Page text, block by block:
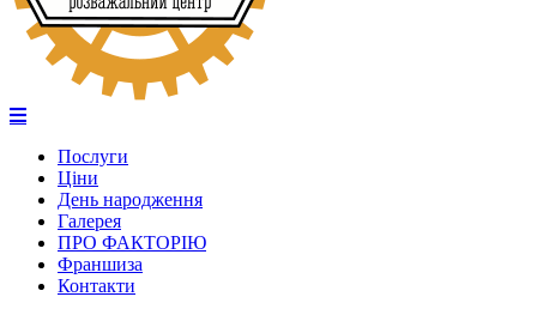
Послуги
Ціни
День народження
Галерея
ПРО ФАКТОРІЮ
Франшиза
Контакти